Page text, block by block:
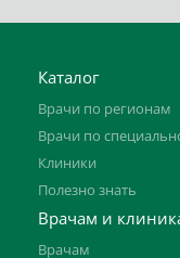
Каталог
Врачи по регионам
Врачи по
Клиники
Полезно знать
Врачам и
Врачам